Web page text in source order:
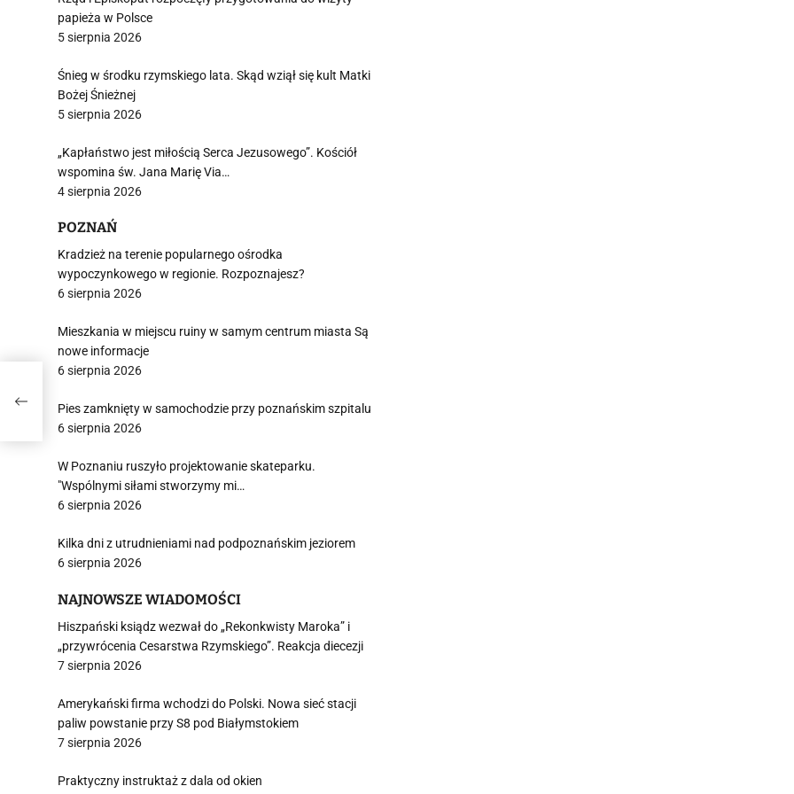
papieża w Polsce
5 sierpnia 2026
Śnieg w środku rzymskiego lata. Skąd wziął się kult Matki
Bożej Śnieżnej
5 sierpnia 2026
„Kapłaństwo jest miłością Serca Jezusowego”. Kościół
wspomina św. Jana Marię Via…
4 sierpnia 2026
POZNAŃ
Kradzież na terenie popularnego ośrodka
wypoczynkowego w regionie. Rozpoznajesz?
6 sierpnia 2026
Mieszkania w miejscu ruiny w samym centrum miasta Są
nowe informacje
6 sierpnia 2026
Pies zamknięty w samochodzie przy poznańskim szpitalu
6 sierpnia 2026
W Poznaniu ruszyło projektowanie skateparku.
"Wspólnymi siłami stworzymy mi…
6 sierpnia 2026
Kilka dni z utrudnieniami nad podpoznańskim jeziorem
6 sierpnia 2026
NAJNOWSZE WIADOMOŚCI
Hiszpański ksiądz wezwał do „Rekonkwisty Maroka” i
„przywrócenia Cesarstwa Rzymskiego”. Reakcja diecezji
7 sierpnia 2026
Amerykański firma wchodzi do Polski. Nowa sieć stacji
paliw powstanie przy S8 pod Białymstokiem
7 sierpnia 2026
Praktyczny instruktaż z dala od okien